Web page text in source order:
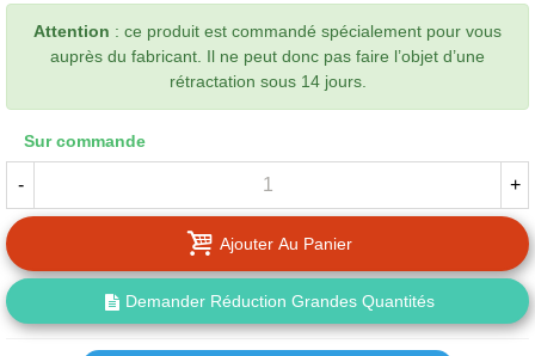
Attention : ce produit est commandé spécialement pour vous
auprès du fabricant. Il ne peut donc pas faire l’objet d’une
rétractation sous 14 jours.
Sur commande
- +
Ajouter Au Panier
Demander Réduction Grandes Quantités